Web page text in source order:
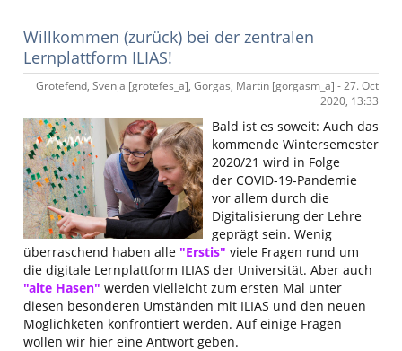
Willkommen (zurück) bei der zentralen
Lernplattform ILIAS!
Grotefend, Svenja [grotefes_a], Gorgas, Martin [gorgasm_a] - 27. Oct
2020, 13:33
Bald ist es soweit: Auch das
kommende Wintersemester
2020/21 wird in Folge
der COVID-19-Pandemie
vor allem durch die
Digitalisierung der Lehre
geprägt sein. Wenig
überraschend haben alle "Erstis" viele Fragen rund um
die digitale Lernplattform ILIAS der Universität. Aber auch
"alte Hasen" werden vielleicht zum ersten Mal unter
diesen besonderen Umständen mit ILIAS und den neuen
Möglichketen konfrontiert werden. Auf einige Fragen
wollen wir hier eine Antwort geben.